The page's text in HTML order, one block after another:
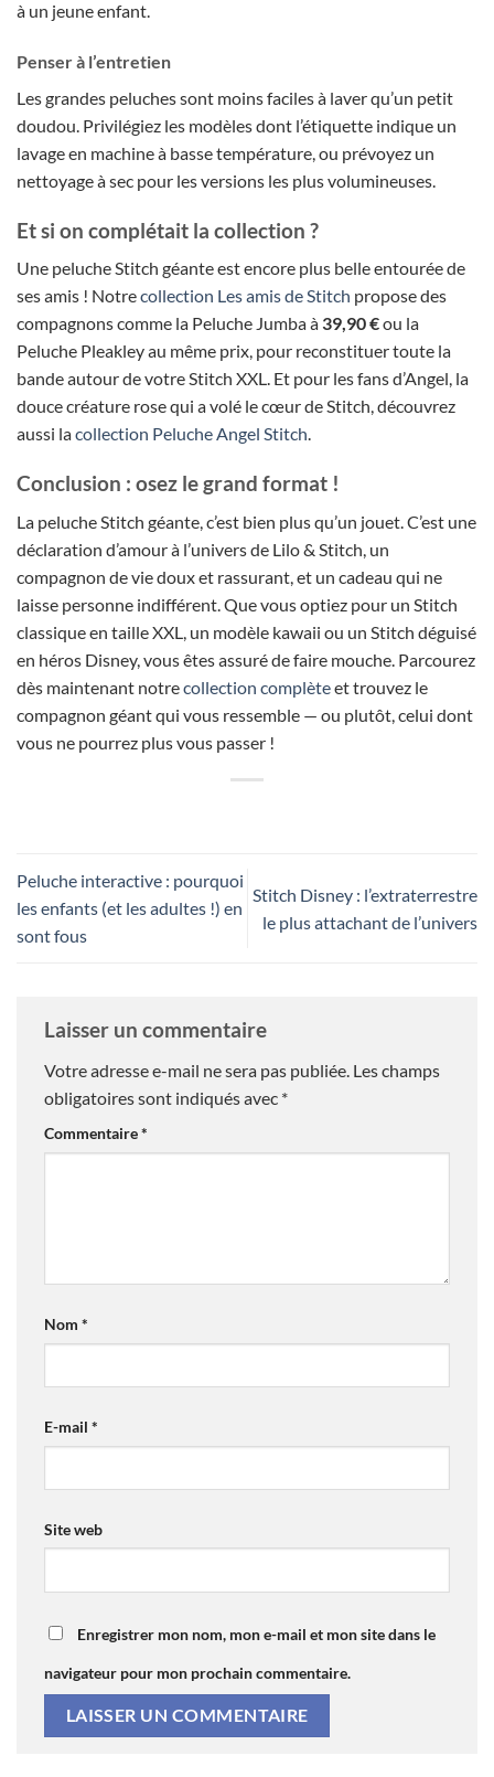
à un jeune enfant.
Penser à l’entretien
Les grandes peluches sont moins faciles à laver qu’un petit
doudou. Privilégiez les modèles dont l’étiquette indique un
lavage en machine à basse température, ou prévoyez un
nettoyage à sec pour les versions les plus volumineuses.
Et si on complétait la collection ?
Une peluche Stitch géante est encore plus belle entourée de
ses amis ! Notrecollection Les amis de Stitch propose des
compagnons comme la Peluche Jumba à 39,90 €ou la
Peluche Pleakley au même prix, pour reconstituer toute la
bande autour de votre Stitch XXL. Et pour les fans d’Angel, la
douce créature rose qui a volé le cœur de Stitch, découvrez
aussi lacollection Peluche Angel Stitch.
Conclusion : osez le grand format !
La peluche Stitch géante, c’est bien plus qu’un jouet. C’est une
déclaration d’amour à l’univers de Lilo & Stitch, un
compagnon de vie doux et rassurant, et un cadeau qui ne
laisse personne indifférent. Que vous optiez pour un Stitch
classique en taille XXL, un modèle kawaii ou un Stitch déguisé
en héros Disney, vous êtes assuré de faire mouche. Parcourez
dès maintenant notrecollection complèteet trouvez le
compagnon géant qui vous ressemble — ou plutôt, celui dont
vous ne pourrez plus vous passer !
Peluche interactive : pourquoi
les enfants (et les adultes !) en
sont fous
Stitch Disney : l’extraterrestre
le plus attachant de l’univers
Laisser un commentaire
Votre adresse e-mail ne sera pas publiée. Les champs
obligatoires sont indiqués avec *
Commentaire*
Nom *
E-mail *
Site web
Enregistrer mon nom, mon e-mail et mon site dans le
navigateur pour mon prochain commentaire.